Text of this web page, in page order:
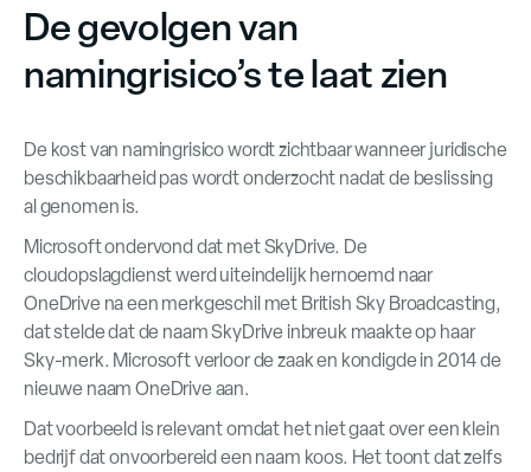
De gevolgen van
namingrisico’s te laat zien
De kost van namingrisico wordt zichtbaar wanneer juridische
beschikbaarheid pas wordt onderzocht nadat de beslissing
al genomen is.
Microsoft ondervond dat met SkyDrive. De
cloudopslagdienst werd uiteindelijk hernoemd naar
OneDrive na een merkgeschil met British Sky Broadcasting,
dat stelde dat de naam SkyDrive inbreuk maakte op haar
Sky-merk. Microsoft verloor de zaak en kondigde in 2014 de
nieuwe naam OneDrive aan.
Dat voorbeeld is relevant omdat het niet gaat over een klein
bedrijf dat onvoorbereid een naam koos. Het toont dat zelfs